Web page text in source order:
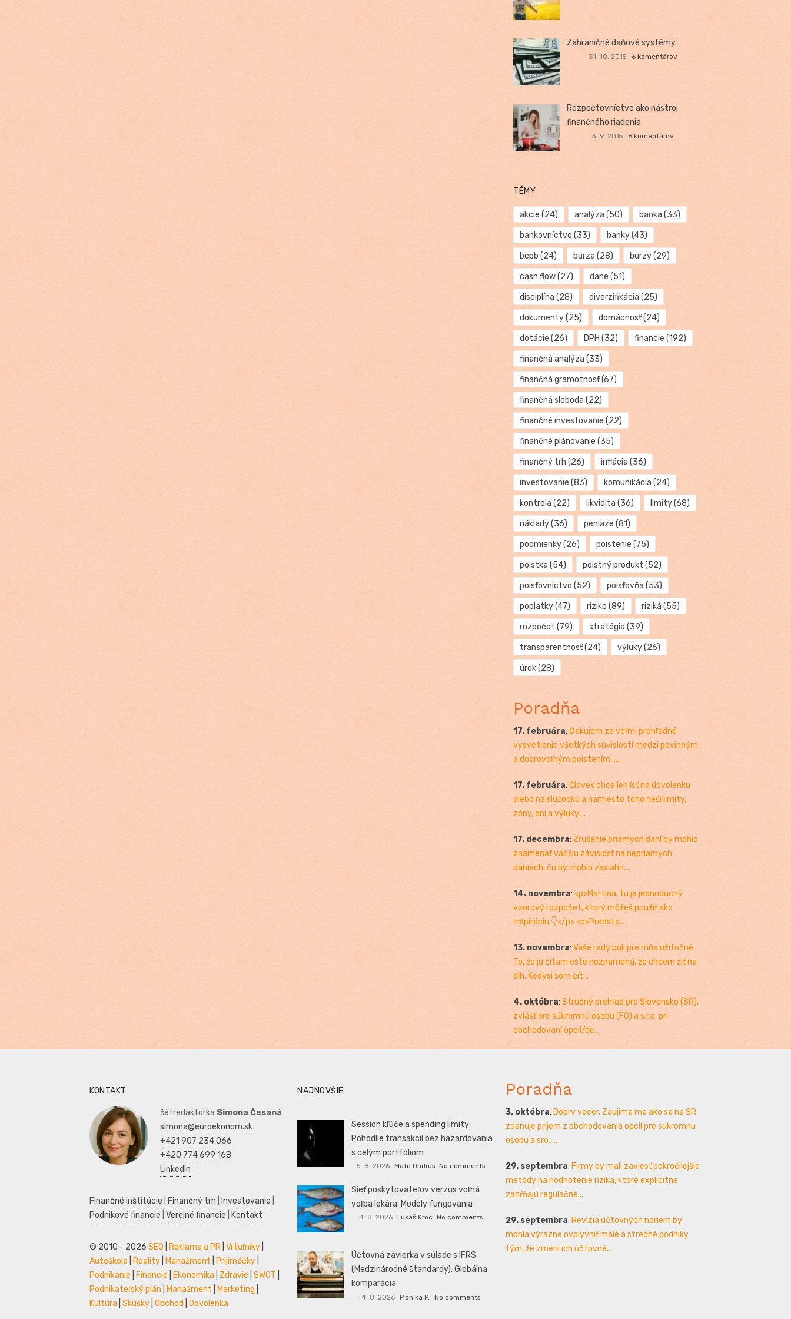
Zahraničné daňové systémy
31. 10. 2015 6 komentárov
Rozpočtovníctvo ako nástroj
finančného riadenia
3. 9. 2015 6 komentárov
TÉMY
akcie (24) analýza (50) banka (33)
bankovníctvo (33) banky(43)
bcpb (24) burza (28) burzy(29)
cash flow(27) dane (51)
disciplína (28) diverzifikácia (25)
dokumenty(25) domácnosť(24)
dotácie (26) DPH (32) financie (192)
finančná analýza (33)
finančná gramotnosť(67)
finančná sloboda (22)
finančné investovanie (22)
finančné plánovanie (35)
finančný trh (26) inflácia (36)
investovanie (83) komunikácia (24)
kontrola (22) likvidita (36) limity(68)
náklady(36) peniaze (81)
podmienky(26) poistenie (75)
poistka (54) poistný produkt (52)
poisťovníctvo (52) poisťovňa (53)
poplatky(47) riziko (89) riziká (55)
rozpočet (79) stratégia (39)
transparentnosť(24) výluky(26)
úrok(28)
Poradňa
17. februára: Ďakujem za veľmi prehľadné
vysvetlenie všetkých súvislostí medzi povinným
a dobrovoľným poistením......
17. februára: Človek chce len ísť na dovolenku
alebo na služobku a namiesto toho rieši limity,
zóny, dni a výluky....
17. decembra: Zrušenie priamych daní by mohlo
znamenať väčšiu závislosť na nepriamych
daniach, čo by mohlo zasiahn...
14. novembra: <p>Martina, tu je jednoduchý
vzorový rozpočet, ktorý môžeš použiť ako
inšpiráciu 👇</p> <p>Predsta...
13. novembra: Vaše rady boli pre mňa užitočné.
To, že ju čítam ešte neznamená, že chcem žiť na
dlh. Kedysi som čít...
4. októbra: Stručný prehľad pre Slovensko (SR),
zvlášť pre súkromnú osobu (FO) a s.r.o. pri
obchodovaní opcií/de...
KONTAKT
šéfredaktorka Simona Česaná
simona@euroekonom.sk
+421 907 234 066
+420 774 699 168
LinkedIn
Finančné inštitúcie Finančný trh Investovanie
Podnikové financie Verejné financie Kontakt
© 2010 - 2026 SEO Reklama a PR Vrtuľníky
Autoškola
Reality Manažment Prijímáčky
Podnikanie
Financie Ekonomika Zdravie SWOT
Podnikateľský plán
Manažment Marketing
Kultúra Skúšky Obchod Dovolenka
NAJNOVŠIE
Session kľúče a spending limity:
Pohodlie transakcií bez hazardovania
s celým portfóliom
5. 8. 2026 Mato Ondrus No comments
Sieť poskytovateľov verzus voľná
voľba lekára: Modely fungovania
4. 8. 2026 Lukáš Kroc No comments
Účtovná závierka v súlade s IFRS
(Medzinárodné štandardy): Globálna
komparácia
4. 8. 2026 Monika P. No comments
Poradňa
3. októbra: Dobry vecer. Zaujima ma ako sa na SR
zdanuje prijem z obchodovania opcií pre sukromnu
osobu a sro. ...
29. septembra: Firmy by mali zaviesť pokročilejšie
metódy na hodnotenie rizika, ktoré explicitne
zahŕňajú regulačné...
29. septembra: Revízia účtovných noriem by
mohla výrazne ovplyvniť malé a stredné podniky
tým, že zmení ich účtovné...